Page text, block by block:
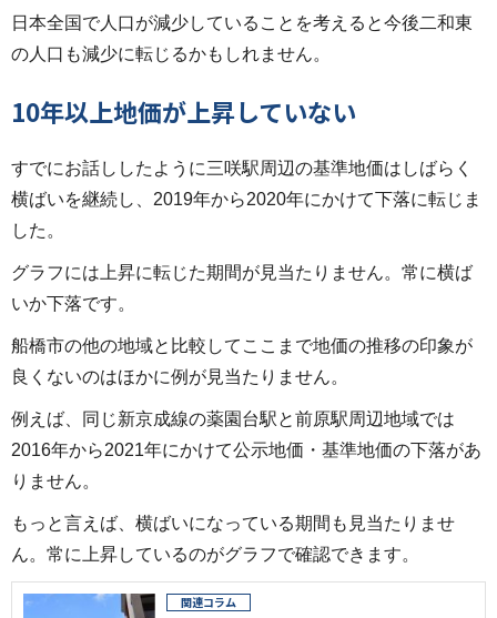
日本全国で人口が減少していることを考えると今後二和東
の人口も減少に転じるかもしれません。
10年以上地価が上昇していない
すでにお話ししたように三咲駅周辺の基準地価はしばらく
横ばいを継続し、2019年から2020年にかけて下落に転じま
した。
グラフには上昇に転じた期間が見当たりません。常に横ば
いか下落です。
船橋市の他の地域と比較してここまで地価の推移の印象が
良くないのはほかに例が見当たりません。
例えば、同じ新京成線の薬園台駅と前原駅周辺地域では
2016年から2021年にかけて公示地価・基準地価の下落があ
りません。
もっと言えば、横ばいになっている期間も見当たりませ
ん。常に上昇しているのがグラフで確認できます。